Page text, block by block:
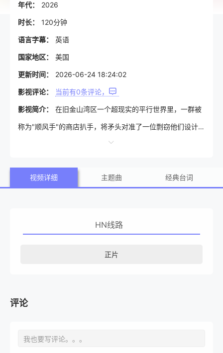
年代： 2026
时长： 120分钟
语言字幕： 英语
国家地区： 美国
更新时间： 2026-06-24 18:24:02
影视评论： 当前有0条评论，
影视简介： 在旧金山湾区一个超现实的平行世界里，一群被
称为"顺风手"的商店扒手，将矛头对准了一位剽窃他们设计的
视频详细 主题曲 经典台词
HN线路
正片
评论